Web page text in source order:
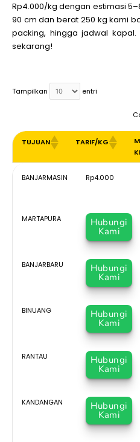
Rp4.000/kg dengan estimasi
90 cm dan berat 250 kg kami
packing, hingga jadwal kapal.
sekarang!
Tampilkan entri
TUJUAN TARIF/KG
BANJARMASIN Rp4.000
MARTAPURA Hubungi
Kami
BANJARBARU Hubungi
Kami
BINUANG Hubungi
Kami
RANTAU Hubungi
Kami
KANDANGAN Hubungi
Kami